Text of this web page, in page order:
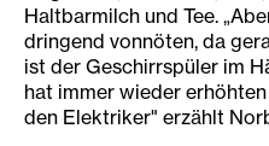
Haltbarmilch und Tee.
dringend vonnöten, da
ist der Geschirrspüler im
hat immer wieder
den Elektriker" erzählt